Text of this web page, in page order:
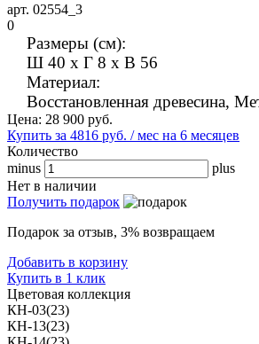
арт. 02554_3
0
Размеры (см):
Ш 40 x Г 8 x В 56
Материал:
Восстановленная древесина,
Цена: 28 900 руб.
Купить за 4816 руб. / мес на 6 месяцев
Количество
minus
plus
Нет в наличии
Получить подарок
Подарок за отзыв, 3% возвращаем
Добавить в корзину
Купить в 1 клик
Цветовая коллекция
КН-03(23)
КН-13(23)